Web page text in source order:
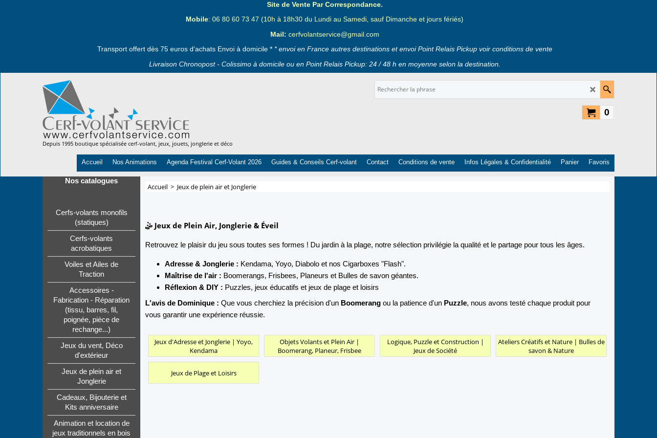
Site de Vente Par Correspondance.
Mobile: 06 80 60 73 47 (10h à 18h30 du Lundi au Samedi, sauf Dimanche et jours fériés)
Mail: cerfvolantservice@gmail.com
Transport offert dès 75 euros d'achats Envoi à domicile * * envoi en France autres destinations et envoi Point Relais Pickup voir conditions de vente
Livraison Chronopost - Colissimo à domicile ou en Point Relais Pickup: 24 / 48 h en moyenne selon la destination.
Depuis 1995 boutique spécialisée cerf-volant, jeux, jouets, jonglerie et déco
0
Accueil Nos Animations Agenda Festival Cerf-Volant 2026 Guides & Conseils Cerf-volant Contact Conditions de vente Infos Légales & Confidentialité Panier Favoris
Nos catalogues
Cerfs-volants monofils
(statiques)
Cerfs-volants
acrobatiques
Voiles et Ailes de
Traction
Accessoires -
Fabrication - Réparation
(tissu, barres, fil,
poignée, pièce de
rechange...)
Jeux du vent, Déco
d'extérieur
Jeux de plein air et
Jonglerie
Cadeaux, Bijouterie et
Kits anniversaire
Animation et location de
jeux traditionnels en bois
Accueil > Jeux de plein air et Jonglerie
🤹 Jeux de Plein Air, Jonglerie & Éveil
Retrouvez le plaisir du jeu sous toutes ses formes ! Du jardin à la plage, notre sélection privilégie la qualité et le partage pour tous les âges.
Adresse & Jonglerie : Kendama, Yoyo, Diabolo et nos Cigarboxes "Flash".
Maîtrise de l'air : Boomerangs, Frisbees, Planeurs et Bulles de savon géantes.
Réflexion & DIY : Puzzles, jeux éducatifs et jeux de plage et loisirs
L'avis de Dominique : Que vous cherchiez la précision d'un Boomerang ou la patience d'un Puzzle, nous avons testé chaque produit pour
vous garantir une expérience réussie.
Jeux d'Adresse et Jonglerie | Yoyo,
Kendama
Objets Volants et Plein Air |
Boomerang, Planeur, Frisbee
Logique, Puzzle et Construction |
Jeux de Société
Ateliers Créatifs et Nature | Bulles de
savon & Nature
Jeux de Plage et Loisirs